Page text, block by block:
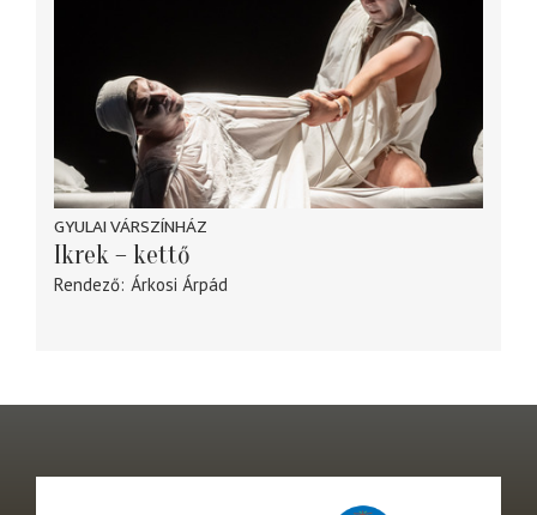
GYULAI VÁRSZÍNHÁZ
Ikrek – kettő
Rendező Árkosi Árpád